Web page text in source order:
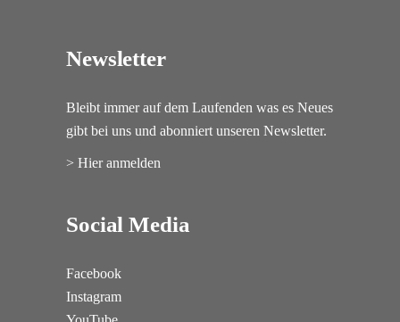
Newsletter
Bleibt immer auf dem Laufenden was es Neues
gibt bei uns und abonniert unseren Newsletter.
> Hier anmelden
Social Media
Facebook
Instagram